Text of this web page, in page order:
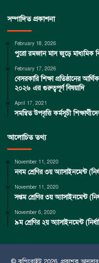
সম্পাদিত প্রকাশনা
February 18, 2026
পুরো রমজান মাস জুড়ে মাধ্যমিক
February 17, 2026
বেসরকারি শিক্ষা প্রতিষ্ঠানের
২০২৬ এর গুরুত্বপূর্ণ বিষয়াদি
April 17, 2021
সমন্বিত উপবৃত্তি কর্মসূচী
আলোচিত তথ্য
November 11, 2020
নবম শ্রেণির ৩য় অ্যাসাইনমেন্ট
November 11, 2020
সপ্তম শ্রেণির ৩য় অ্যাসাইনমেন্ট
November 6, 2020
৯ম শ্রেণির ২য় অ্যাসাইনমেন্ট